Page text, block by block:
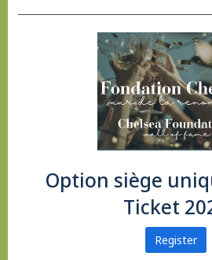
Option siège
Ticket
Register